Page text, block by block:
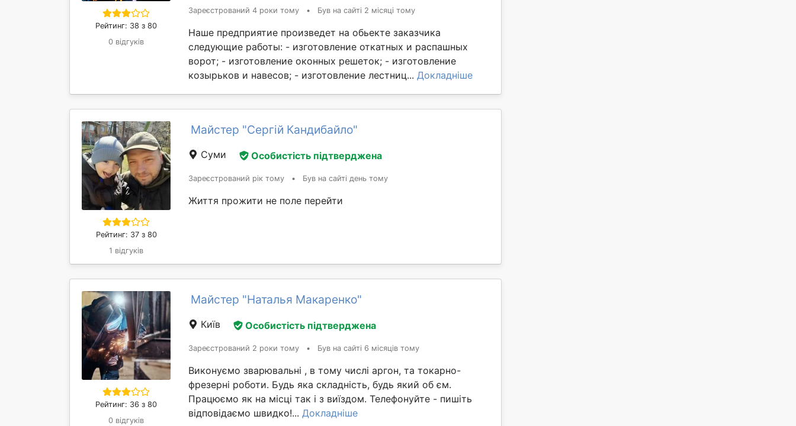
Рейтинг: 38 з 80
0 відгуків
Зареєстрований 4 роки тому • Був на сайті 2 місяці тому
Наше предприятие произведет на обьекте заказчика
следующие работы: - изготовление откатных и распашных
ворот; - изготовление оконных решеток; - изготовление
козырьков и навесов; - изготовление лестниц... Докладніше
Рейтинг: 37 з 80
1 відгуків
Майстер "Сергій Кандибайло"
Суми Особистість підтверджена
Зареєстрований рік тому • Був на сайті день тому
Життя прожити не поле перейти
Рейтинг: 36 з 80
0 відгуків
Майстер "Наталья Макаренко"
Київ Особистість підтверджена
Зареєстрований 2 роки тому • Був на сайті 6 місяців тому
Виконуємо зварювальні , в тому числі аргон, та токарно-
фрезерні роботи. Будь яка складність, будь який об єм.
Працюємо як на місці так і з виїздом. Телефонуйте - пишіть
відповідаємо швидко!... Докладніше